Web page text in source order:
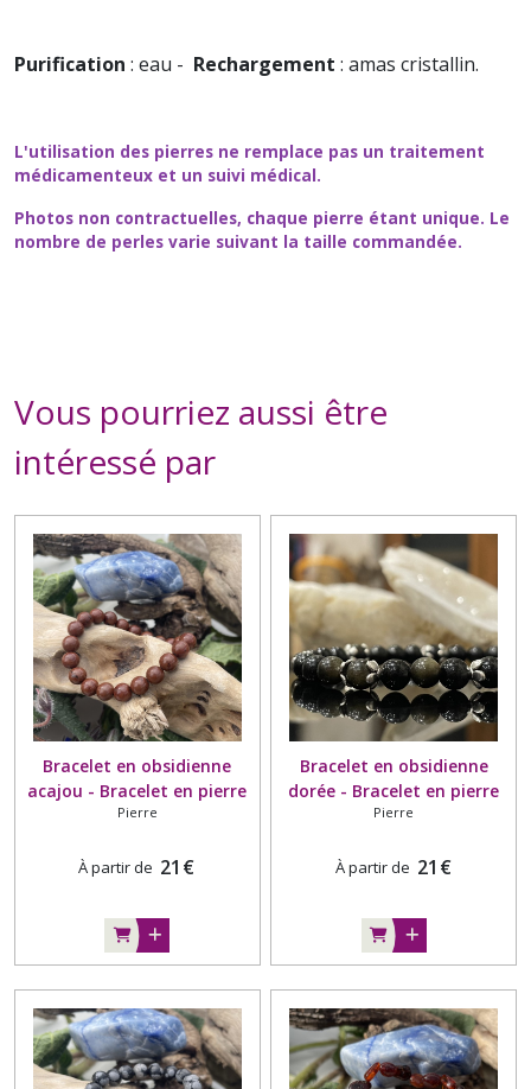
Purification : eau - Rechargement : amas cristallin.
L'utilisation des pierres ne remplace pas un traitement
médicamenteux et un suivi médical.
Photos non contractuelles, chaque pierre étant unique. Le
nombre de perles varie suivant la taille commandée.
Vous pourriez aussi être
intéressé par
Bracelet en obsidienne
acajou - Bracelet en pierre
naturelle
Pierre
À partir de 21 €
Bracelet en obsidienne
dorée - Bracelet en pierre
naturelle
Pierre
À partir de 21 €